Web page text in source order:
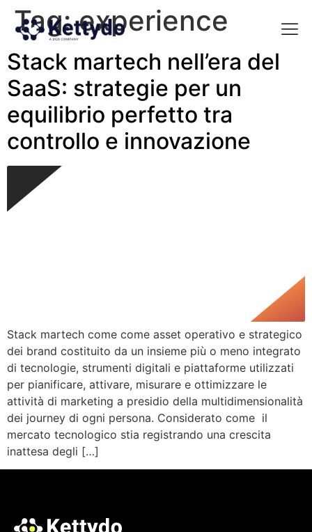
Tag:experience
Stack martech nell’era del
SaaS: strategie per un
equilibrio perfetto tra
controllo e innovazione
Stack martech come come asset operativo e strategico
dei brand costituito da un insieme più o meno integrato
di tecnologie, strumenti digitali e piattaforme utilizzati
per pianificare, attivare, misurare e ottimizzare le
attività di marketing a presidio della multidimensionalità
dei journey di ogni persona. Considerato come il
mercato tecnologico stia registrando una crescita
inattesa degli […]